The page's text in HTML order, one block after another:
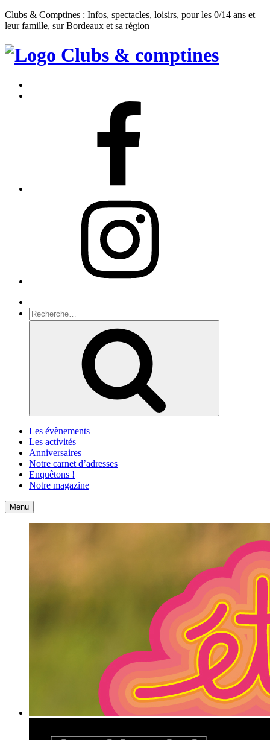
Clubs & Comptines : Infos, spectacles, loisirs, pour les 0/14 ans et
leur famille, sur Bordeaux et sa région
Clubs
Comptines
Recherche
pour
Les évènements
Les activités
Anniversaires
Notre carnet d’adresses
Enquêtons !
Notre magazine
Accueil
Menu Contact